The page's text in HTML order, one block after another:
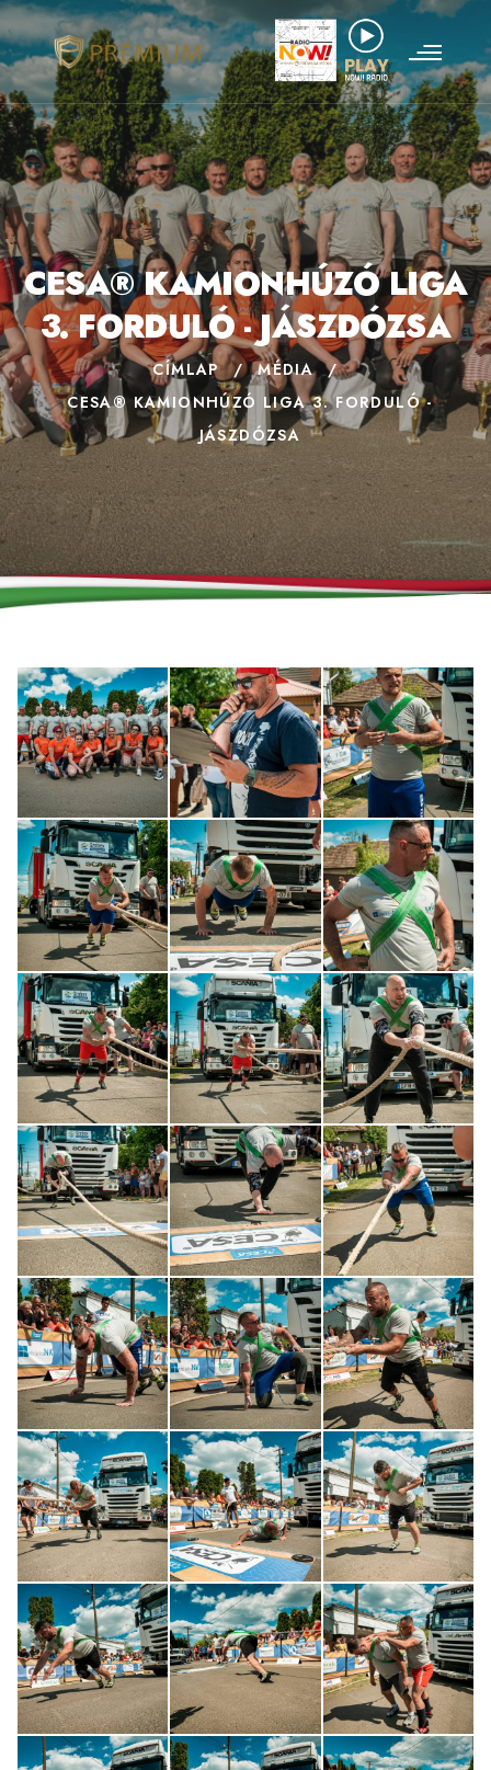
CESA® KAMIONHÚZÓ LIGA
3. FORDULÓ - JÁSZDÓZSA
CÍMLAP / MÉDIA
/
CESA® KAMIONHÚZÓ LIGA 3. FORDULÓ -
JÁSZDÓZSA